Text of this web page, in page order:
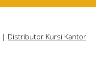
| Distributor Kursi Kantor